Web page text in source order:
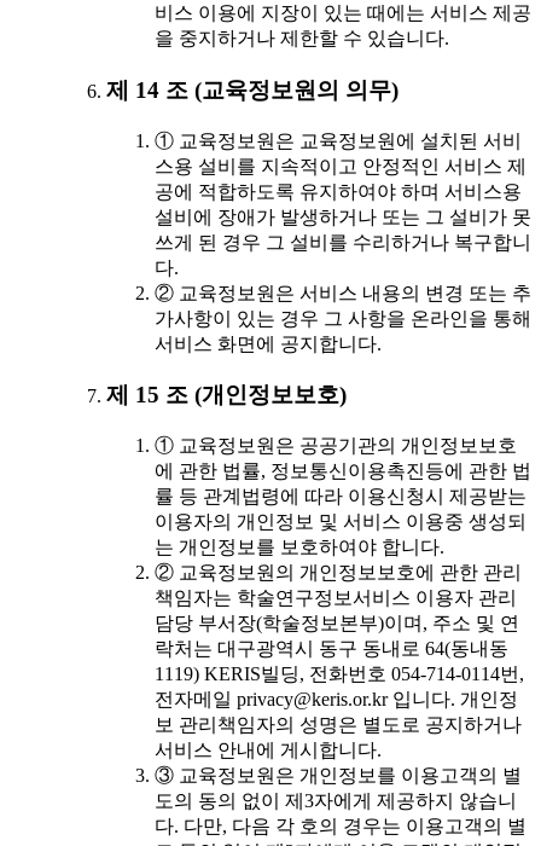
비스 이용에 지장이 있는 때에는 서비스 제공
을 중지하거나 제한할 수 있습니다.
제 14 조 (교육정보원의 의무)
① 교육정보원은 교육정보원에 설치된 서비
스용 설비를 지속적이고 안정적인 서비스 제
공에 적합하도록 유지하여야 하며 서비스용
설비에 장애가 발생하거나 또는 그 설비가 못
쓰게 된 경우 그 설비를 수리하거나 복구합니
다.
② 교육정보원은 서비스 내용의 변경 또는 추
가사항이 있는 경우 그 사항을 온라인을 통해
서비스 화면에 공지합니다.
제 15 조 (개인정보보호)
① 교육정보원은 공공기관의 개인정보보호
에 관한 법률, 정보통신이용촉진등에 관한 법
률 등 관계법령에 따라 이용신청시 제공받는
이용자의 개인정보 및 서비스 이용중 생성되
는 개인정보를 보호하여야 합니다.
② 교육정보원의 개인정보보호에 관한 관리
책임자는 학술연구정보서비스 이용자 관리
담당 부서장(학술정보본부)이며, 주소 및 연
락처는 대구광역시 동구 동내로 64(동내동
1119) KERIS빌딩, 전화번호 054-714-0114번,
전자메일 privacy@keris.or.kr 입니다. 개인정
보 관리책임자의 성명은 별도로 공지하거나
서비스 안내에 게시합니다.
③ 교육정보원은 개인정보를 이용고객의 별
도의 동의 없이 제3자에게 제공하지 않습니
다. 다만, 다음 각 호의 경우는 이용고객의 별